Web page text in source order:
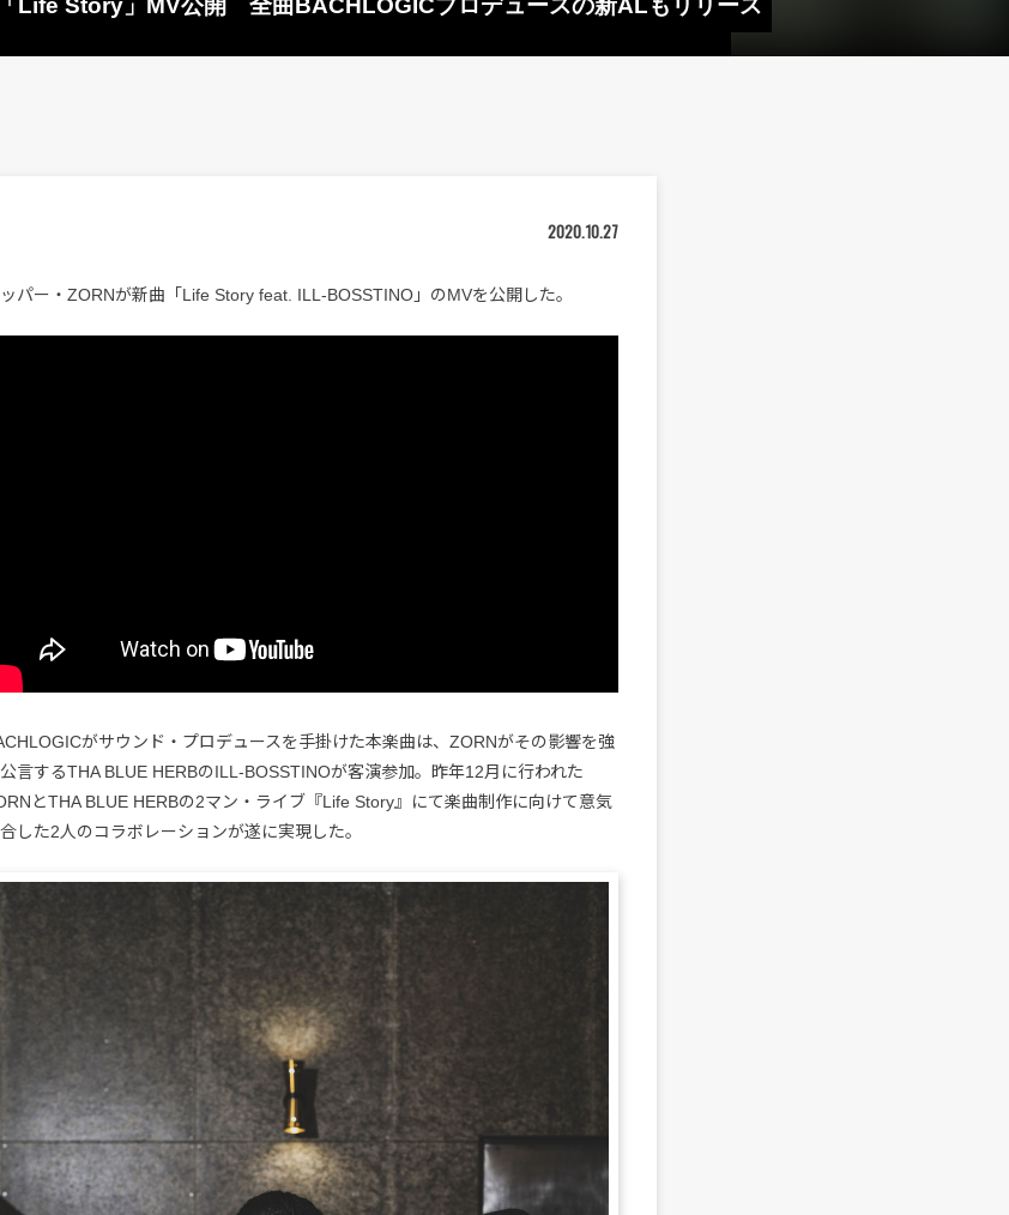
Life Story」MV公開 全曲BACHLOGICプロデュースの新ALもリリース
2020.10.27
パー・ZORNが新曲「Life Story feat. ILL-BOSSTINO」のMVを公開した。
がサウンド・プロデュースを手掛けた本楽曲は、ZORNがその影響を強
公言するTHA BLUE HERBのILL-BOSSTINOが客演参加。昨年12月に行われた
とTHA BLUE HERBの2マン・ライブ『Life Story』にて楽曲制作に向けて意気
した2人のコラボレーションが遂に実現した。